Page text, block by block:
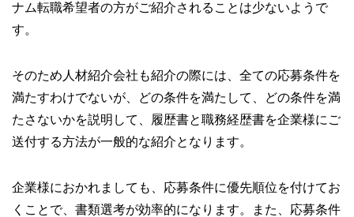
ナム転職希望者の方がご紹介されることは少ないようで
す。
そのため人材紹介会社も紹介の際には、全ての応募条件を
満たすわけでないが、どの条件を満たして、どの条件を満
たさないかを説明して、履歴書と職務経歴書を企業様にご
送付する方法が一般的な紹介となります。
企業様におかれましても、応募条件に優先順位を付けてお
くことで、書類選考が効率的になります。また、応募条件